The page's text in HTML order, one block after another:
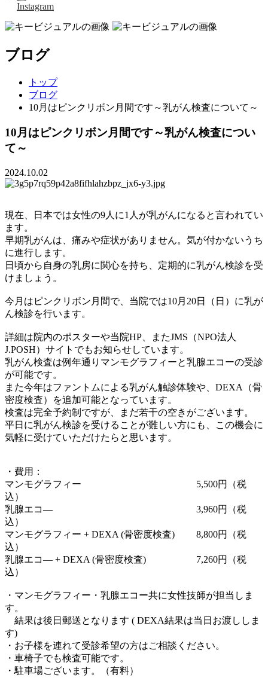
Instagram
ブログ
トップ
ブログ
10月はピンクリボン月間です～乳がん検査について～
10月はピンクリボン月間です～乳がん検査につい
て～
2024.10.02
現在、日本では女性の9人に1人が乳がんになると言われてい
ます。
早期乳がんは、痛みや症状がありません。気が付かないうち
に進行します。
日頃から自身の乳房に関心を持ち、定期的に乳がん検診を受
けましょう。
今月はピンクリボン月間で、当院では10月20日（日）に乳が
ん検診を行います。
詳細は院内のポスターや当院HP、またJMS（NPO法人
J.POSH）サイトでもお知らせしています。
乳がん検査は例年通りマンモグラフィーと乳腺エコーの受診
が可能です。
また今年はファントムによる乳がん触診体験や、DEXA（骨
密度検査）を追加可能となっています。
検査は完全予約制ですが、まだ若干の空きがございます。
平日に乳がん検診を受けることが難しい方にも、この機会に
気軽に受けていただけたらと思います。
・費用：
マンモグラフィー 5,500円（税
込）
乳腺エコ― 3,960円（税
込）
マンモグラフィー + DEXA (骨密度検査) 8,800円（税
込）
乳腺エコ― + DEXA (骨密度検査) 7,260円（税
込）
・マンモグラフィー・乳腺エコー共に女性技師が担当しま
す。
結果は後日郵送となります ( DEXA結果は当日お渡ししま
す)
・お子様を連れて受診希望の方はご相談ください。
・車椅子でも検査可能です。
・駐車場ございます。（有料）